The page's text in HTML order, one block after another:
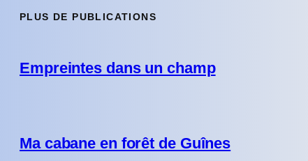
PLUS DE PUBLICATIONS
Empreintes dans un champ
Ma cabane en forêt de Guînes